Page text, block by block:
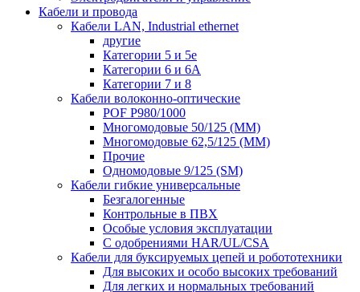
Кабели и провода
Кабели LAN, Industrial ethernet
другие
Категории 5 и 5е
Категории 6 и 6A
Категории 7 и 8
Кабели волоконно-оптические
POF P980/1000
Многомодовые 50/125 (ММ)
Многомодовые 62,5/125 (ММ)
Прочие
Одномодовые 9/125 (SM)
Кабели гибкие универсальные
Безгалогенные
Контрольные в ПВХ
Особые условия эксплуатации
С одобрениями HAR/UL/CSA
Кабели для буксируемых цепей и робототехники
Для высоких и особо высоких требований
Для легких и нормальных требований